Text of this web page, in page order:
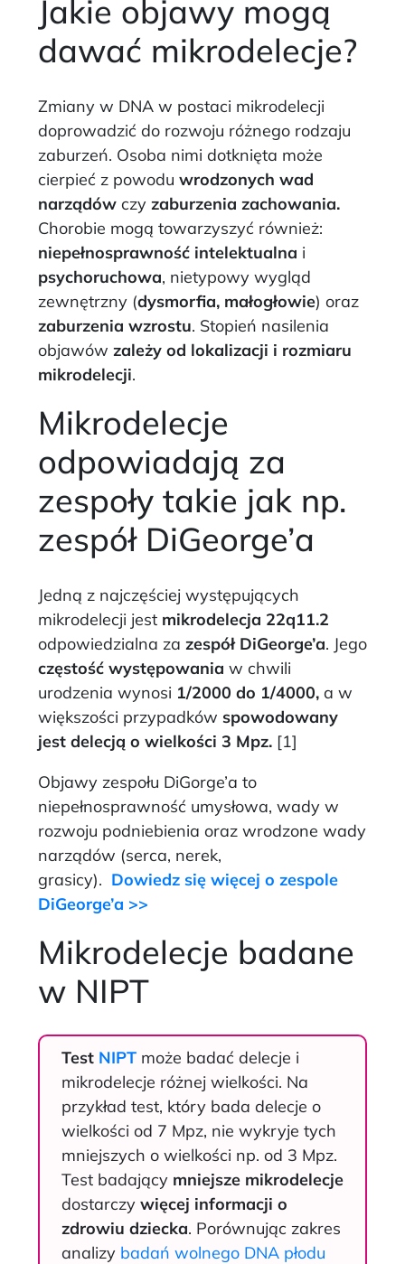
Jakie objawy mogą
dawać mikrodelecje?
Zmiany w DNA w postaci mikrodelecji
doprowadzić do rozwoju różnego rodzaju
zaburzeń. Osoba nimi dotknięta może
cierpieć z powodu wrodzonych wad
narządów czy zaburzenia zachowania.
Chorobie mogą towarzyszyć również:
niepełnosprawność intelektualna i
psychoruchowa, nietypowy wygląd
zewnętrzny (dysmorfia, małogłowie) oraz
zaburzenia wzrostu. Stopień nasilenia
objawów zależy od lokalizacji i rozmiaru
mikrodelecji.
Mikrodelecje
odpowiadają za
zespoły takie jak np.
zespół DiGeorge’a
Jedną z najczęściej występujących
mikrodelecji jest mikrodelecja 22q11.2
odpowiedzialna za zespół DiGeorge’a. Jego
częstość występowania w chwili
urodzenia wynosi 1/2000 do 1/4000, a w
większości przypadków spowodowany
jest delecją o wielkości 3 Mpz. [1]
Objawy zespołu DiGorge’a to
niepełnosprawność umysłowa, wady w
rozwoju podniebienia oraz wrodzone wady
narządów (serca, nerek,
grasicy). Dowiedz się więcej o zespole
DiGeorge’a >>
Mikrodelecje badane
w NIPT
Test NIPT może badać delecje i
mikrodelecje różnej wielkości. Na
przykład test, który bada delecje o
wielkości od 7 Mpz, nie wykryje tych
mniejszych o wielkości np. od 3 Mpz.
Test badający mniejsze mikrodelecje
dostarczy więcej informacji o
zdrowiu dziecka. Porównując zakres
analizy badań wolnego DNA płodu